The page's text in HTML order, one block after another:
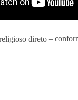
direto –